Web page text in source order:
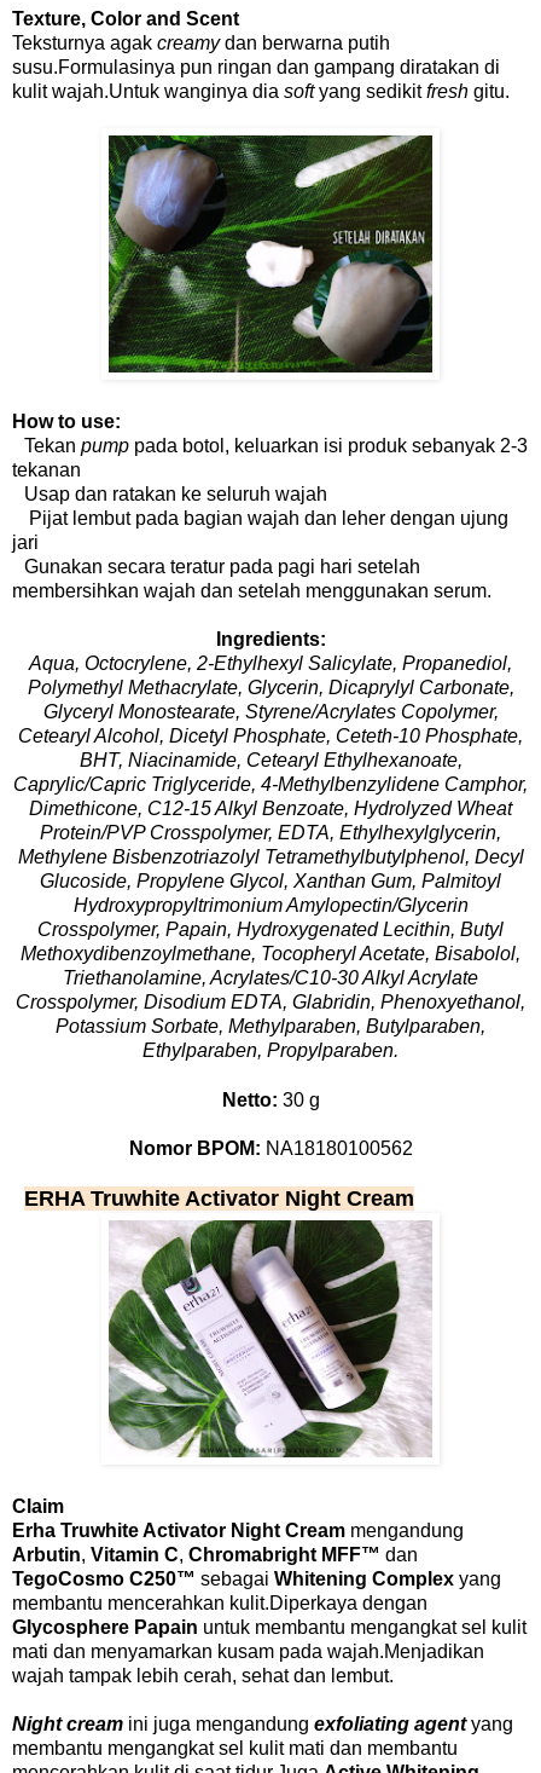
Texture, Color and Scent
Teksturnya agak creamydan berwarna putih
susu.Formulasinya pun ringan dan gampang diratakan di
kulit wajah.Untuk wanginya dia softyang sedikitfresh gitu.
How to use:
Tekan pump pada botol, keluarkan isi produk sebanyak 2-3
tekanan
Usap dan ratakan ke seluruh wajah
Pijat lembut pada bagian wajah dan leher dengan ujung
jari
Gunakan secara teratur pada pagi hari setelah
membersihkan wajah dan setelah menggunakan serum.
Ingredients:
Aqua, Octocrylene, 2-Ethylhexyl Salicylate, Propanediol,
Polymethyl Methacrylate, Glycerin, Dicaprylyl Carbonate,
Glyceryl Monostearate, Styrene/Acrylates Copolymer,
Cetearyl Alcohol, Dicetyl Phosphate, Ceteth-10 Phosphate,
BHT, Niacinamide, Cetearyl Ethylhexanoate,
Caprylic/Capric Triglyceride, 4-Methylbenzylidene Camphor,
Dimethicone, C12-15 Alkyl Benzoate, Hydrolyzed Wheat
Protein/PVP Crosspolymer, EDTA, Ethylhexylglycerin,
Methylene Bisbenzotriazolyl Tetramethylbutylphenol, Decyl
Glucoside, Propylene Glycol, Xanthan Gum, Palmitoyl
Hydroxypropyltrimonium Amylopectin/Glycerin
Crosspolymer, Papain, Hydroxygenated Lecithin, Butyl
Methoxydibenzoylmethane, Tocopheryl Acetate, Bisabolol,
Triethanolamine, Acrylates/C10-30 Alkyl Acrylate
Crosspolymer, Disodium EDTA, Glabridin, Phenoxyethanol,
Potassium Sorbate, Methylparaben, Butylparaben,
Ethylparaben, Propylparaben.
Netto: 30 g
Nomor BPOM: NA18180100562
ERHA Truwhite Activator Night Cream
Claim
Erha Truwhite Activator Night Cream mengandung
Arbutin, Vitamin C, Chromabright MFF™ dan
TegoCosmo C250™ sebagai Whitening Complex yang
membantu mencerahkan kulit.Diperkaya dengan
Glycosphere Papain untuk membantu mengangkat sel kulit
mati dan menyamarkan kusam pada wajah.Menjadikan
wajah tampak lebih cerah, sehat dan lembut.
Night cream ini juga mengandung exfoliating agentyang
membantu mengangkat sel kulit mati dan membantu